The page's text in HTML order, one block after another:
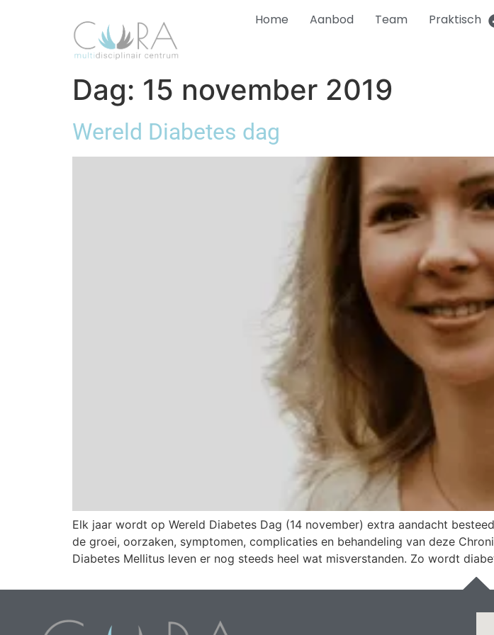
Home Aanbod Team Praktisch
Dag: 15 november 2019
Wereld Diabetes dag
Elk jaar wordt op Wereld Diabetes Dag (14 november) extra aandacht
de groei, oorzaken, symptomen, complicaties en behandeling van deze
Diabetes Mellitus leven er nog steeds heel wat misverstanden. Zo wordt